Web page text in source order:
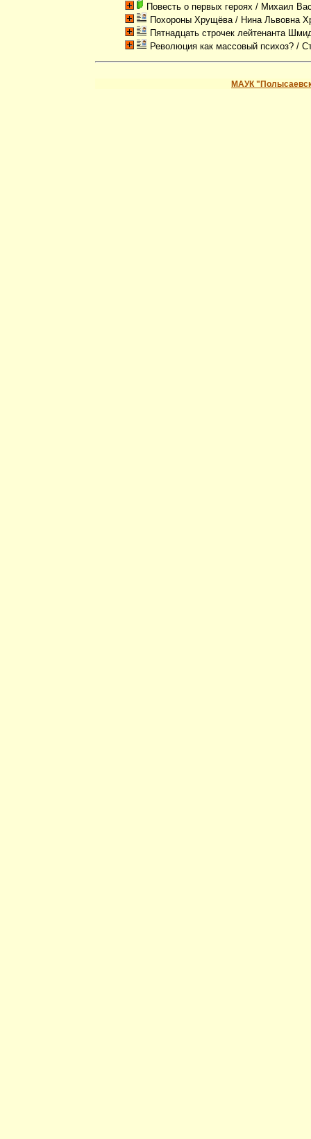
Повесть о первых героях / Михаил
Похороны Хрущёва/ Нина Львовна
Пятнадцать строчек лейтенанта
Революция как массовый психоз? /
МАУК